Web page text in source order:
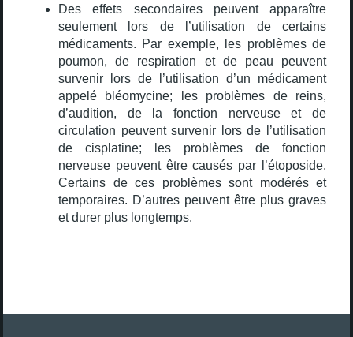
Des effets secondaires peuvent apparaître
seulement lors de l’utilisation de certains
médicaments. Par exemple, les problèmes de
poumon, de respiration et de peau peuvent
survenir lors de l’utilisation d’un médicament
appelé bléomycine; les problèmes de reins,
d’audition, de la fonction nerveuse et de
circulation peuvent survenir lors de l’utilisation
de cisplatine; les problèmes de fonction
nerveuse peuvent être causés par l’étoposide.
Certains de ces problèmes sont modérés et
temporaires. D’autres peuvent être plus graves
et durer plus longtemps.